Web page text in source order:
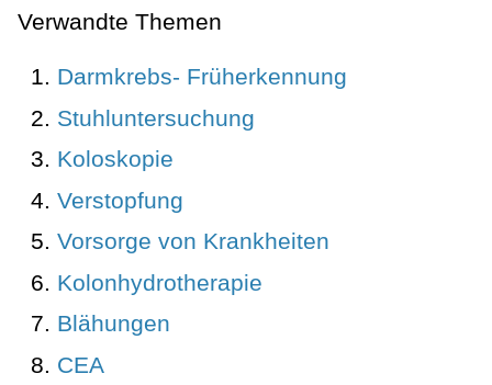
Verwandte Themen
Darmkrebs- Früherkennung
Stuhluntersuchung
Koloskopie
Verstopfung
Vorsorge von Krankheiten
Kolonhydrotherapie
Blähungen
CEA